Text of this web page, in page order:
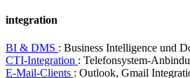
integration
BI & DMS : Business Intelligence und
CTI-Integration : Telefonsystem-
E-Mail-Clients : Outlook, Gmail